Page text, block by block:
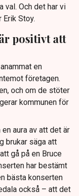
val. Och det har vi
Stoy.
positivt att
en
företagen.
och om de stöter
kommunen för
aura av att det är
brukar säga att
gå på en Bruce
har bestämt
bästa konserten
också – att det